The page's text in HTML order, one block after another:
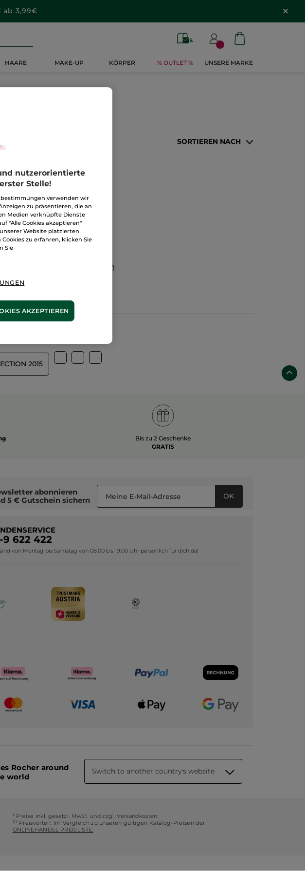
ab 3,99€
HAARE MAKE-UP KÖRPER % OUTLET % UNSERE MARKE
SORTIEREN NACH
Wir bewirtschaften
unsere Felder
2015
Bis zu 2 Geschenke
GRATIS
abonnieren
5 € Gutschein sichern OK
9 622 422
von Montag bis Samstag von 08.00 bis 19.00 Uhr persönlich für dich da!
Rocher around
world
Switch to another country's website
* Preise inkl. gesetzl. MwSt. und zzgl. Versandkosten
(1) Preisvorteil: Im Vergleich zu unseren gültigen Katalog-Preisen der
ONLINEHANDEL PREISLISTE.
nutzerorientierte
Stelle!
verwenden wir
zu präsentieren, die an
Medien verknüpfte Dienste
"Alle Cookies akzeptieren"
Website platzierten
zu erfahren, klicken Sie
Sie
AKZEPTIEREN